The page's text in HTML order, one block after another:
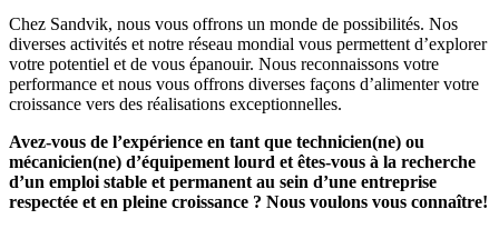
Chez Sandvik, nous vous offrons un monde de possibilités. Nos
diverses activités et notre réseau mondial vous permettent d’explorer
votre potentiel et de vous épanouir. Nous reconnaissons votre
performance et nous vous offrons diverses façons d’alimenter votre
croissance vers des réalisations exceptionnelles.
Avez-vous de l’expérience en tant que technicien(ne) ou
mécanicien(ne) d’équipement lourd et êtes-vous à la recherche
d’un emploi stable et permanent au sein d’une entreprise
respectée et en pleine croissance ? Nous voulons vous connaître!